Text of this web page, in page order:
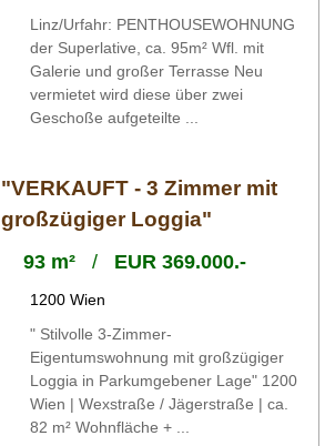
Linz/Urfahr: PENTHOUSEWOHNUNG
der Superlative, ca. 95m² Wfl. mit
Galerie und großer Terrasse Neu
vermietet wird diese über zwei
Geschoße aufgeteilte ...
"VERKAUFT - 3 Zimmer mit
großzügiger Loggia"
93 m²/ EUR 369.000.-
1200 Wien
" Stilvolle 3-Zimmer-
Eigentumswohnung mit großzügiger
Loggia in Parkumgebener Lage" 1200
Wien | Wexstraße / Jägerstraße | ca.
82 m² Wohnfläche + ...